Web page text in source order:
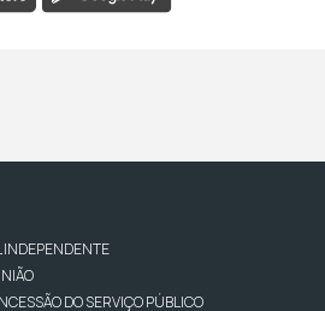
INDEPENDENTE
DO SERVIÇO PÚBLICO